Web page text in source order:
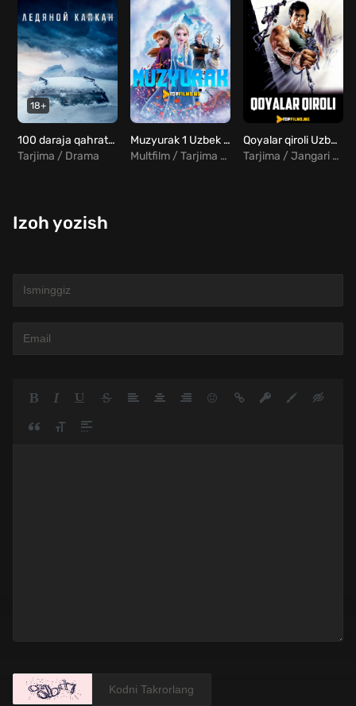
18+
100 daraja qahratonda / Muzli qopqon / Muzli tuzoq Uzbek Tilida
Tarjima / Drama
Muzyurak 1 Uzbek tilida
Multfilm / Tarjima / Komediya / Melodrama / Sarguzasht
Qoyalar qiroli Uzbek tilida
Tarjima / Jangari / Sarguzasht
Izoh yozish